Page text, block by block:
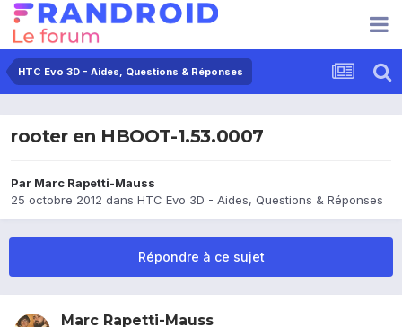
HTC Evo 3D - Aides, Questions & Réponses
rooter en HBOOT-1.53.0007
Par Marc Rapetti-Mauss
25 octobre 2012 dans HTC Evo 3D - Aides, Questions & Réponses
Répondre à ce sujet
Marc Rapetti-Mauss